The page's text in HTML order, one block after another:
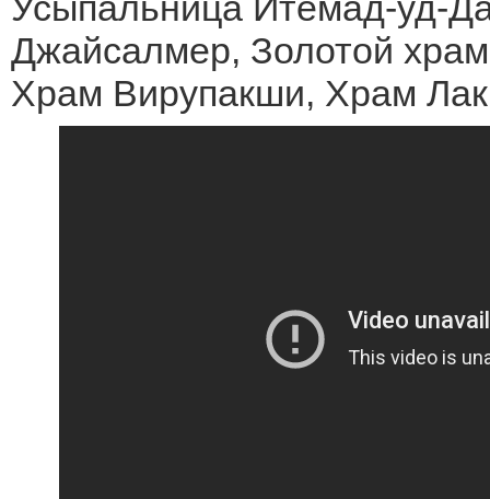
Джайсалмер, Золотой
Храм Вирупакши, Храм